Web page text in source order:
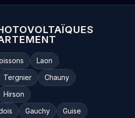
Laon
Tergnier
Chauny
Hirson
Gauchy
Guise